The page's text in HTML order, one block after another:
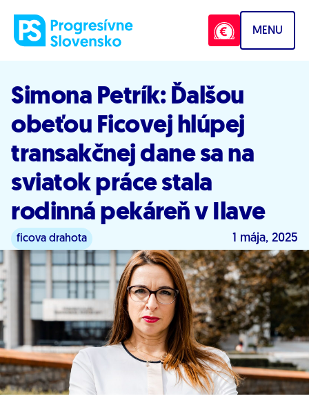
MENU
Simona Petrík: Ďalšou
obeťou Ficovej hlúpej
transakčnej dane sa na
sviatok práce stala
rodinná pekáreň v Ilave
ficova drahota 1 mája, 2025